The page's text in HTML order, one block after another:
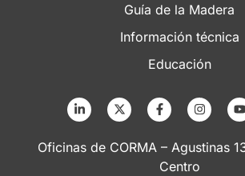
Guía de la Madera
Información técnica
Educación
Oficinas de CORMA – Agustinas
Centro